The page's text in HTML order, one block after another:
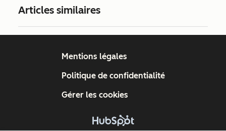
Articles similaires
Mentions légales
Politique de confidentialité
Gérer les cookies